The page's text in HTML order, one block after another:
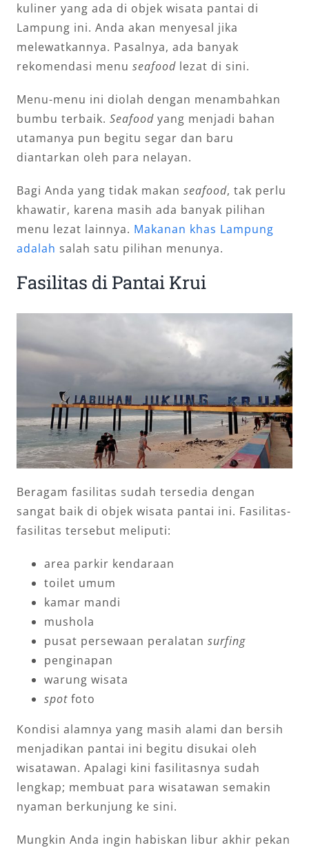
kuliner yang ada di objek wisata pantai di
Lampung ini. Anda akan menyesal jika
melewatkannya. Pasalnya, ada banyak
rekomendasi menu seafoodlezat di sini.
Menu-menu ini diolah dengan menambahkan
bumbu terbaik. Seafoodyang menjadi bahan
utamanya pun begitu segar dan baru
diantarkan oleh para nelayan.
Bagi Anda yang tidak makan seafood, tak perlu
khawatir, karena masih ada banyak pilihan
menu lezat lainnya. Makanan khas Lampung
adalah salah satu pilihan menunya.
Fasilitas di Pantai Krui
Beragam fasilitas sudah tersedia dengan
sangat baik di objek wisata pantai ini. Fasilitas-
fasilitas tersebut meliputi:
area parkir kendaraan
toilet umum
kamar mandi
mushola
pusat persewaan peralatan surfing
penginapan
warung wisata
spotfoto
Kondisi alamnya yang masih alami dan bersih
menjadikan pantai ini begitu disukai oleh
wisatawan. Apalagi kini fasilitasnya sudah
lengkap; membuat para wisatawan semakin
nyaman berkunjung ke sini.
Mungkin Anda ingin habiskan libur akhir pekan